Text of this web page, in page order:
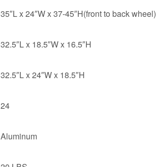
35″L x 24″W x 37-45″H(front to back wheel)
32.5″L x 18.5″W x 16.5″H
32.5″L x 24″W x 18.5″H
24
Aluminum